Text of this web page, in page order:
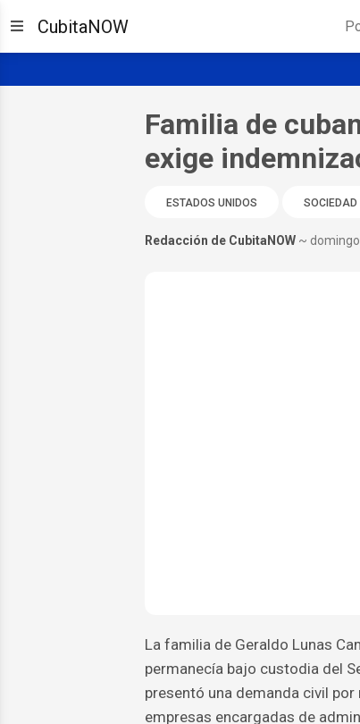
CubitaNOW
Familia de
exige
ESTADOS UNIDOS SOCIEDAD
Redacción de CubitaNOW ~
La familia de Geraldo Lunas
permanecía bajo custodia del
presentó una demanda civil
empresas encargadas de